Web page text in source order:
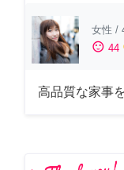
女性 /
sentiment_satisfied 44
高品質な家事